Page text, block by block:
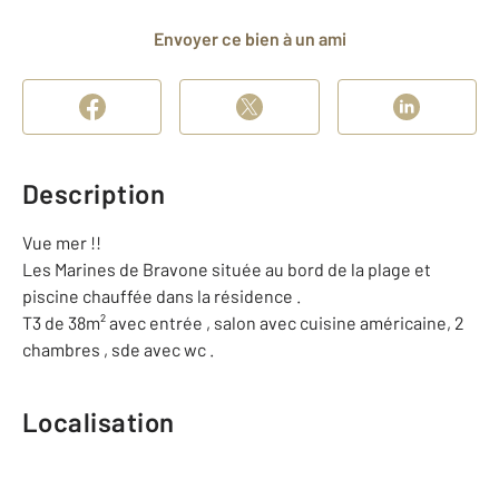
Envoyer ce bien à un ami
Description
Vue mer !!
Les Marines de Bravone située au bord de la plage et
piscine chauffée dans la résidence .
T3 de 38m² avec entrée , salon avec cuisine américaine, 2
chambres , sde avec wc .
Localisation